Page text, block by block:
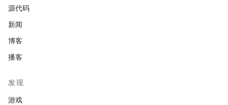
源代码
新闻
博客
播客
发现
游戏